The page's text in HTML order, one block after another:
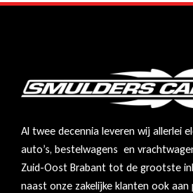
Al twee decennia leveren wij allerlei
auto’s, bestelwagens en
Zuid-Oost Brabant tot de grootste
naast onze zakelijke klanten ook aan